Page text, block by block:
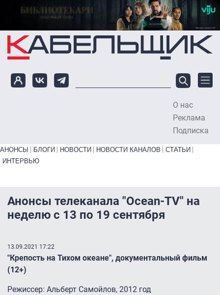
Перейти к основному содержанию
О нас
Реклама
Подписка
Primary links bottom
АНОНСЫ БЛОГИ НОВОСТИ НОВОСТИ КАНАЛОВ
СТАТЬИ
ИНТЕРВЬЮ
Анонсы телеканала "Ocean-TV" на
неделю с 13 по 19 сентября
13.09.2021 17:22
"Крепость на Тихом океане", документальный фильм
(12+)
Режиссер: Альберт Самойлов, 2012 год